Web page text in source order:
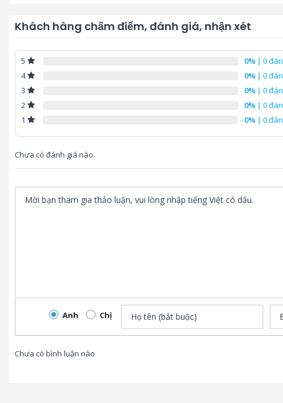
Khách hàng chấm điểm, đánh giá, nhận xét
5 0% | 0
4
0% | 0
3
0% | 0
2
0% | 0
1
0% | 0
Chưa có đánh giá nào.
Anh Chị
Chưa có bình luận nào